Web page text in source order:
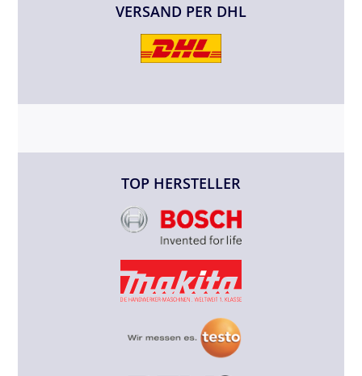
VERSAND PER DHL
TOP HERSTELLER